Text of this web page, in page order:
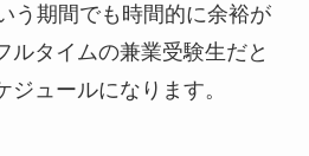
う期間でも時間的に余裕が
ルタイムの兼業受験生だと
ュールになります。